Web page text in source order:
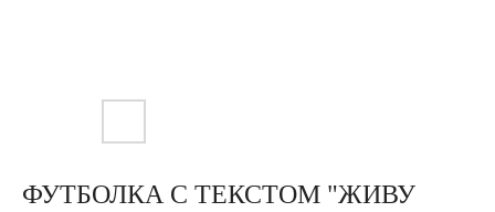
ФУТБОЛКА С ТЕКСТОМ "ЖИВУ